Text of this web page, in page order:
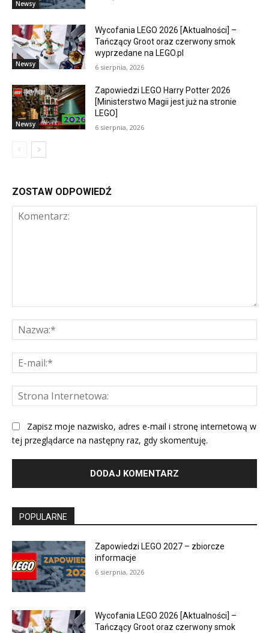
Newsy
Newsy
Wycofania LEGO 2026 [Aktualności] –
Tańczący Groot oraz czerwony smok
wyprzedane na LEGO.pl
6 sierpnia, 2026
Newsy
Zapowiedzi LEGO Harry Potter 2026
[Ministerstwo Magii jest już na stronie
LEGO]
6 sierpnia, 2026
ZOSTAW ODPOWIEDŹ
Zapisz moje nazwisko, adres e-mail i stronę internetową w
tej przeglądarce na następny raz, gdy skomentuję.
POPULARNE
Zapowiedzi LEGO 2027 – zbiorcze
informacje
6 sierpnia, 2026
Wycofania LEGO 2026 [Aktualności] –
Tańczący Groot oraz czerwony smok